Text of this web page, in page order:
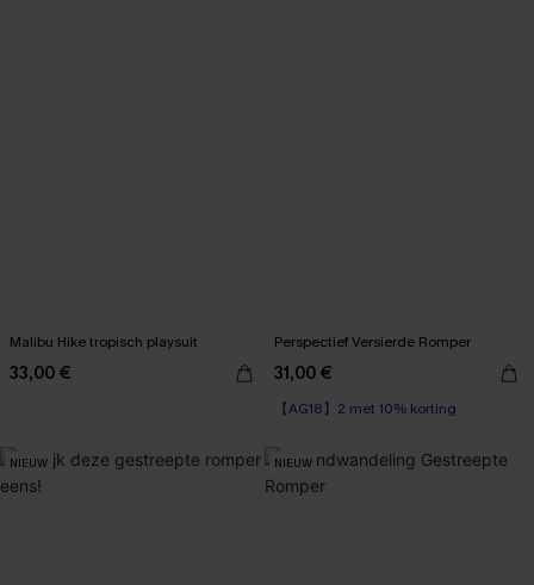
Malibu Hike tropisch playsuit
33,00 €
Perspectief Versierde Romper
31,00 €
【AG18】2 met 10% korting
NIEUW NIEUW